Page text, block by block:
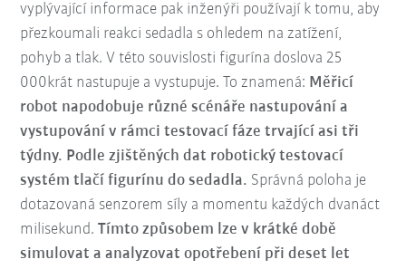
vyplývající informace pak inženýři používají k tomu, aby
přezkoumali reakci sedadla s ohledem na zatížení,
pohyb a tlak. V této souvislosti figurína doslova 25
000krát nastupuje a vystupuje. To znamená: Měřicí
robot napodobuje různé scénáře nastupování a
vystupování v rámci testovací fáze trvající asi tři
týdny. Podle zjištěných dat robotický testovací
systém tlačí figurínu do sedadla. Správná poloha je
dotazovaná senzorem síly a momentu každých dvanáct
milisekund.Tímto způsobem lze v krátké době
simulovat a analyzovat opotřebení při deset let